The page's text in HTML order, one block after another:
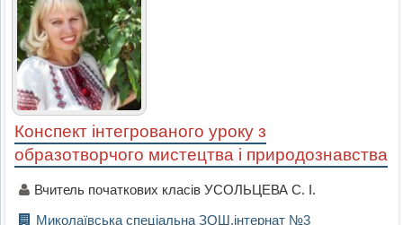
Конспект інтегрованого уроку з
образотворчого мистецтва і природознавства
Вчитель початкових класів УСОЛЬЦЕВА С. І.
Миколаївська спеціальна ЗОШ.інтернат №3